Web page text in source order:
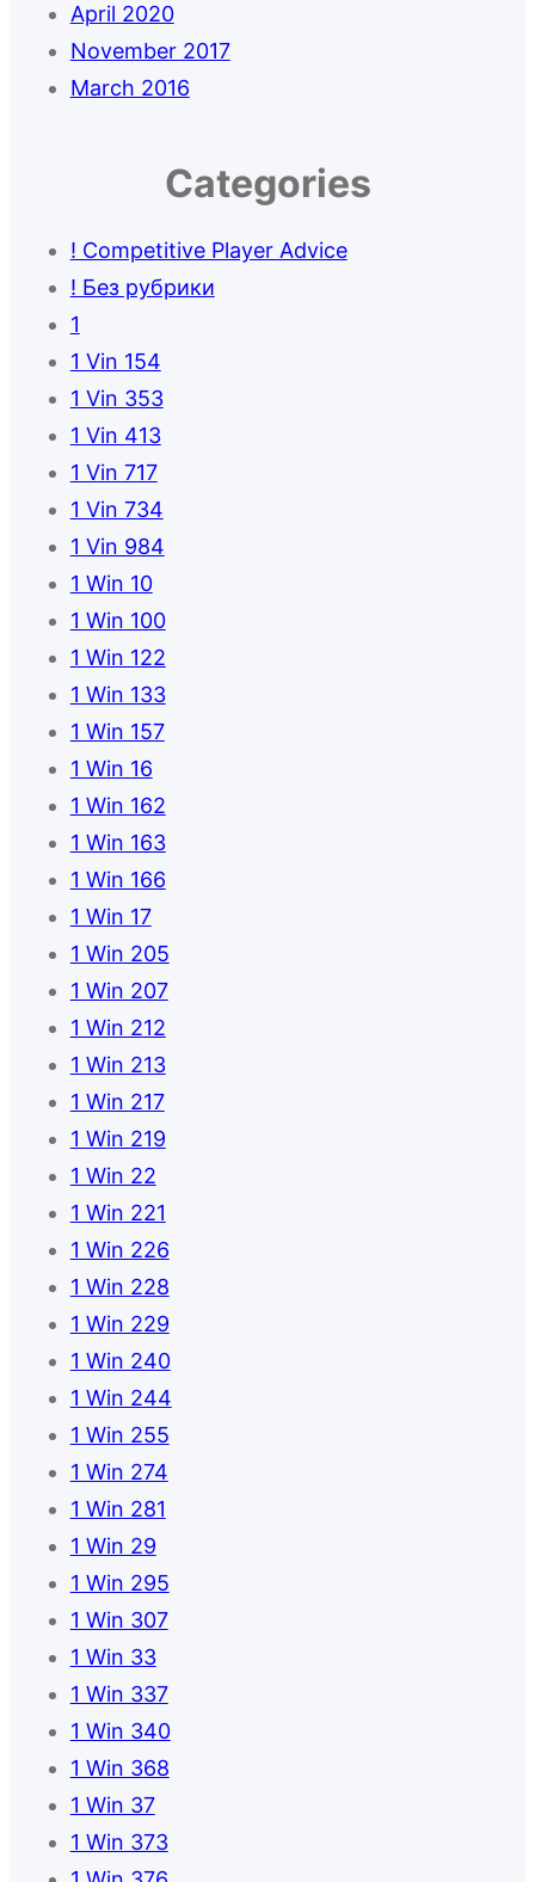
April 2020
November 2017
March 2016
Categories
! Competitive Player Advice
! Без рубрики
1
1 Vin 154
1 Vin 353
1 Vin 413
1 Vin 717
1 Vin 734
1 Vin 984
1 Win 10
1 Win 100
1 Win 122
1 Win 133
1 Win 157
1 Win 16
1 Win 162
1 Win 163
1 Win 166
1 Win 17
1 Win 205
1 Win 207
1 Win 212
1 Win 213
1 Win 217
1 Win 219
1 Win 22
1 Win 221
1 Win 226
1 Win 228
1 Win 229
1 Win 240
1 Win 244
1 Win 255
1 Win 274
1 Win 281
1 Win 29
1 Win 295
1 Win 307
1 Win 33
1 Win 337
1 Win 340
1 Win 368
1 Win 37
1 Win 373